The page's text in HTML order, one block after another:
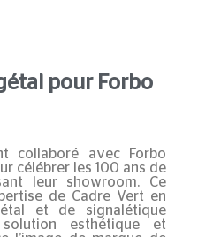
pour Forbo
collaboré avec Forbo
célébrer les 100 ans de
leur showroom. Ce
de Cadre Vert en
et de
signalétique
esthétique et